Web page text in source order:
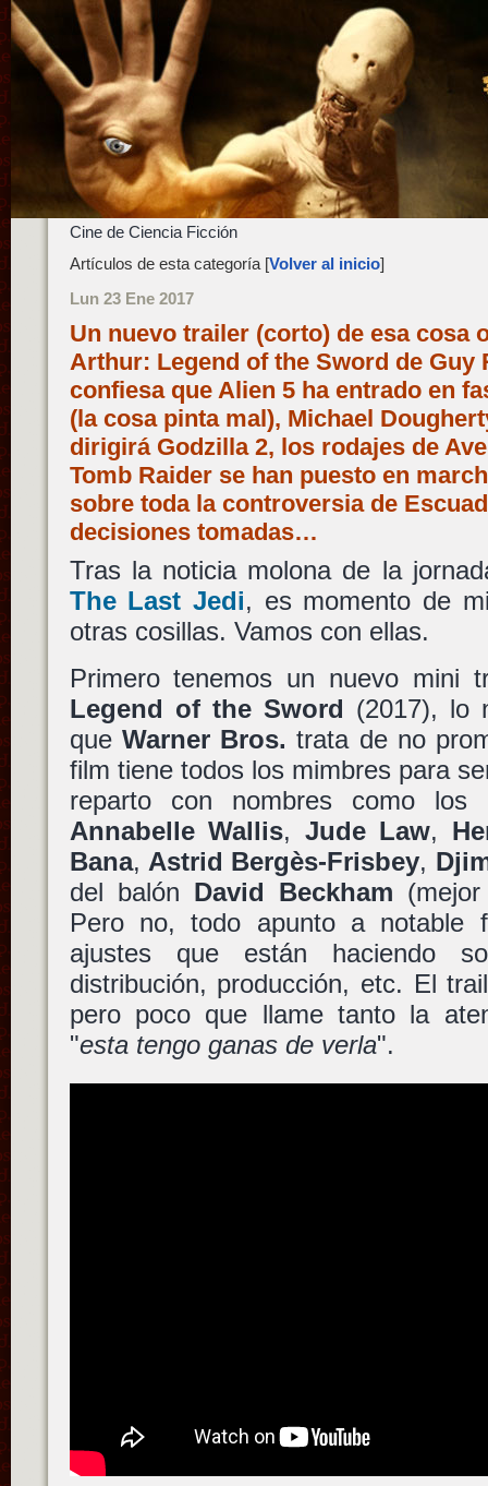
Cine de Ciencia Ficción
Artículos de esta categoría [Volver al inicio]
Lun 23 Ene 2017
Un nuevo trailer (corto) de esa cosa
Arthur: Legend of the Sword de Guy
confiesa que Alien 5 ha entrado en
(la cosa pinta mal), Michael
dirigirá Godzilla 2, los rodajes de
Tomb Raider se han puesto en
sobre toda la controversia de
decisiones tomadas…
Tras la noticia molona de la
The Last Jedi, es momento de
otras cosillas. Vamos con ellas.
Primero tenemos un nuevo mini
Legend of the Sword (2017), lo
que Warner Bros. trata de no
film tiene todos los mimbres para
reparto con nombres como
Annabelle Wallis, Jude Law,
Bana, Astrid Bergès-Frisbey,
del balón David Beckham
Pero no, todo apunto a notable
ajustes que están haciendo
distribución, producción, etc. El
pero poco que llame tanto la
"esta tengo ganas de verla".